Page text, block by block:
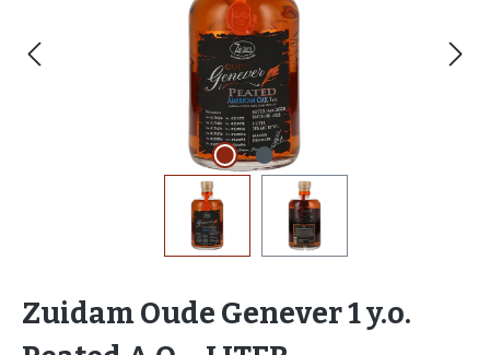
Zuidam Oude Genever 1 y.o.